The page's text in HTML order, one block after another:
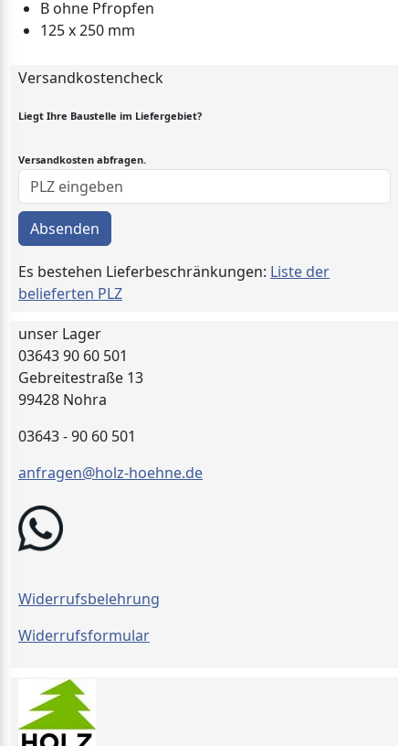
B ohne Pfropfen
125 x 250 mm
Versandkostencheck
Liegt Ihre Baustelle im Liefergebiet?
Versandkosten abfragen.
Absenden
Es bestehen Lieferbeschränkungen: Liste der
belieferten PLZ
unser Lager
03643 90 60 501
Gebreitestraße 13
99428 Nohra
03643 - 90 60 501
anfragen@holz-hoehne.de
Widerrufsbelehrung
Widerrufsformular